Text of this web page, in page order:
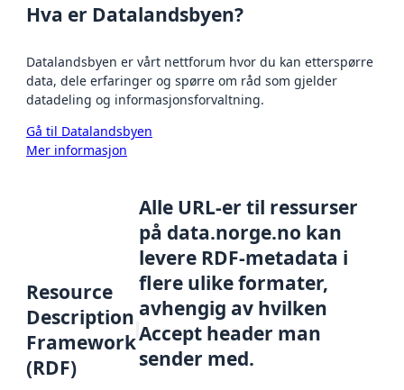
Hva er Datalandsbyen?
Datalandsbyen er vårt nettforum hvor du kan etterspørre
data, dele erfaringer og spørre om råd som gjelder
datadeling og informasjonsforvaltning.
Gå til Datalandsbyen
Mer informasjon
Resource
Description
Framework
(RDF)
Alle URL-er til ressurser
på data.norge.no kan
levere RDF-metadata i
flere ulike formater,
avhengig av hvilken
Accept header man
sender med.